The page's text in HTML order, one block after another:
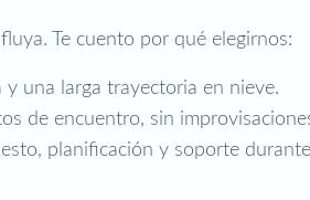
Te cuento por qué elegirnos:
una larga trayectoria en nieve.
de encuentro, sin
planificación y soporte durante